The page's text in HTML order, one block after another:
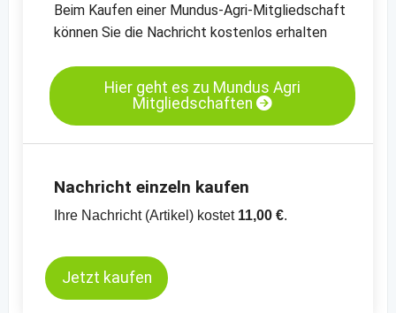
Exportdaten
- Preischats zu verschiedenen Kassamärkten
MATIF
-
Preischart B-Weizen, Brot- / Mahlweizen,
kurzfristige Termine, CBOT
-Preischart Mais, kurzfristige Termine, CBOT
Beim Kaufen einer Mundus-Agri-Mitgliedschaft
können Sie die Nachricht kostenlos erhalten
Hier geht es zu Mundus Agri
Mitgliedschaften
Nachricht einzeln kaufen
Ihre Nachricht (Artikel) kostet 11,00 €.
Jetzt kaufen